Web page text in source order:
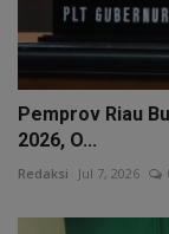
Pemprov Riau
2026, O...
Redaksi Jul 7, 2026